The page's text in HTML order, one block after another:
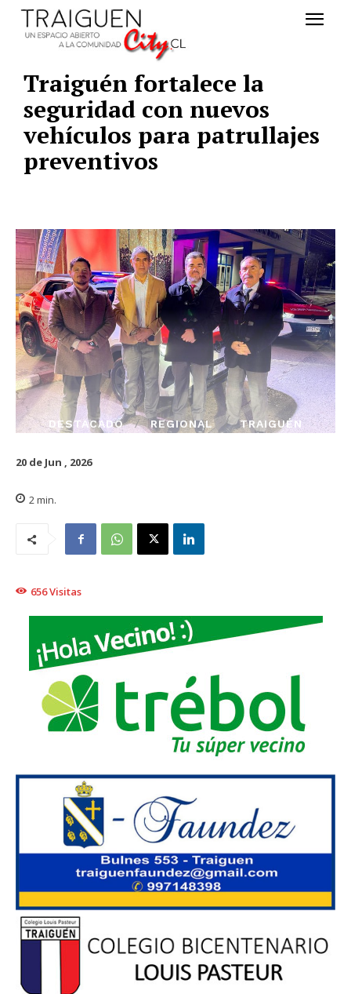
Traiguén fortalece la
seguridad con nuevos
vehículos para patrullajes
preventivos
DESTACADO REGIONAL TRAIGUÉN
20 de Jun , 2026
2 min.
656Visitas